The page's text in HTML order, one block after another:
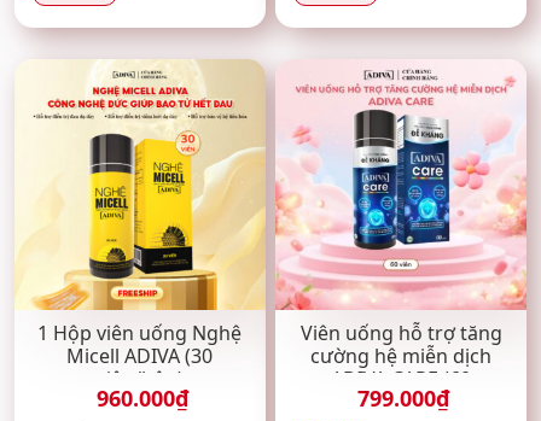
1 Hộp viên uống Nghệ
Micell ADIVA (30
viên/hộp)
960.000₫
Viên uống hỗ trợ tăng
cường hệ miễn dịch
ADIVA CARE (60
viên/hộp)
799.000₫